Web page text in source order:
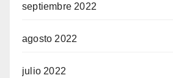
septiembre 2022
agosto 2022
julio 2022